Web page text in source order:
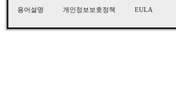
용어설명 개인정보보호정책 EULA